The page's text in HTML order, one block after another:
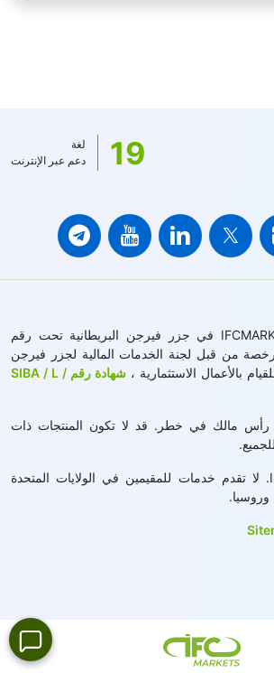
19
لغة
دعم عبر الإنترنت
تأسست IFCMARKETS. CORP في جزر فيرجن البريطانية تحت رقم
669838 ومرخصة من قبل لجنة الخدمات المالية لجزر فيرجن
شهادة رقم SIBA / L /
رأس مالك في خطر. قد لا تكون المنتجات ذات
IFCMARKETS. CORP. لا تقدم خدمات للمقيمين في الولايات المتحدة
وروسيا.